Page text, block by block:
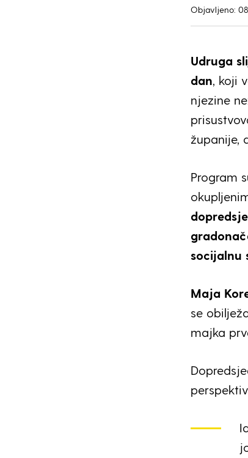
Objavljeno:
Udruga
dan , koji
njezine
županije,
Program
socijalnu
Maja
se
majka